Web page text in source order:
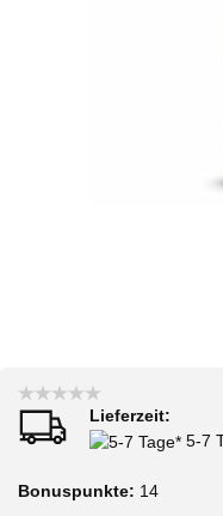
Lieferzeit:
5-7
Bonuspunkte: 14